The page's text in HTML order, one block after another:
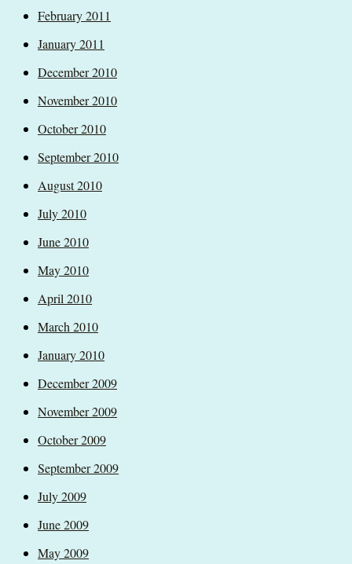
February 2011
January 2011
December 2010
November 2010
October 2010
September 2010
August 2010
July 2010
June 2010
May 2010
April 2010
March 2010
January 2010
December 2009
November 2009
October 2009
September 2009
July 2009
June 2009
May 2009